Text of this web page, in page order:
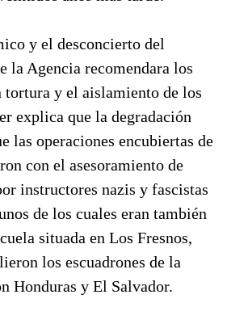
y el desconcierto del
la Agencia recomendara los
y el aislamiento de los
explica que la degradación
las operaciones encubiertas de
con el asesoramiento de
instructores nazis y fascistas
de los cuales eran también
situada en Los Fresnos,
los escuadrones de la
Honduras y El Salvador.